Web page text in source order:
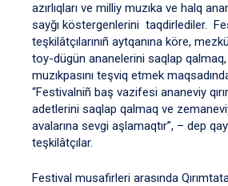
azırlıqları ve milliy muzıka ve halq
sayğı köstergenlerini taqdirlediler.
teşkilâtçılarınıñ aytqanına köre,
toy-dügün ananelerini saqlap
muzıkpasını teşviq etmek
“Festivalniñ baş vazifesi ananeviy
adetlerini saqlap qalmaq ve
avalarına sevgi aşlamaqtır”, – dep
teşkilâtçılar.
Festival musafirleri arasında